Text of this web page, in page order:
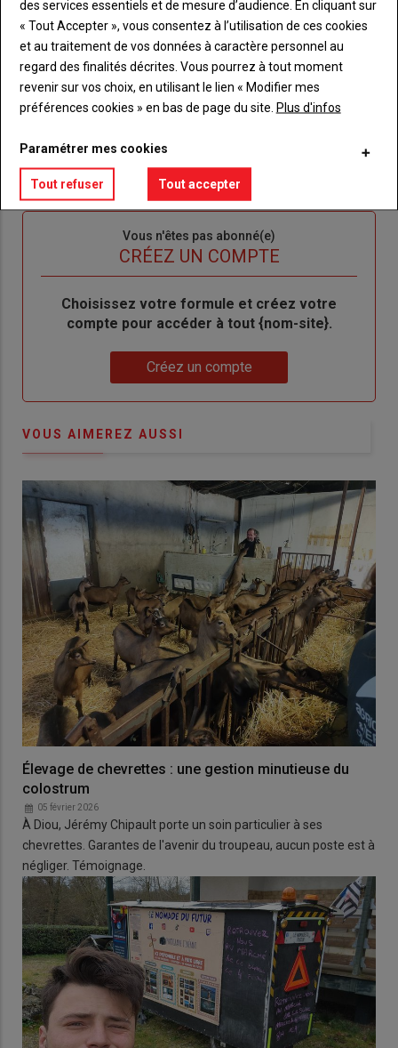
Body
Connectez-vous à votre compte pour profiter
de votre abonnement
Lien
"Créer
un
compte"
Je m'inscrit
Lien
"Réinitialiser
mot
de
passe"
Réinitialiser votre mot de passe
"Je
connecte"
Je me connecte
Vous n'êtes pas abonné(e)
CRÉEZ UN COMPTE
BodyChoisissez votre formule et créez votre
compte pour accéder à tout {nom-site}.
Créez un compte
VOUS AIMEREZ AUSSI
Élevage de chevrettes : une gestion minutieuse du
colostrum
05 février 2026
À Diou, Jérémy Chipault porte un soin particulier à ses
chevrettes. Garantes de l'avenir du troupeau, aucun poste est à
négliger. Témoignage.
des services essentiels et de mesure d’audience. En cliquant sur
« Tout Accepter », vous consentez à l’utilisation de ces cookies
et au traitement de vos données à caractère personnel au
regard des finalités décrites. Vous pourrez à tout moment
revenir sur vos choix, en utilisant le lien « Modifier mes
préférences cookies » en bas de page du site. Plus d'infos
Paramétrer mes cookies
Tout refuser Tout accepter